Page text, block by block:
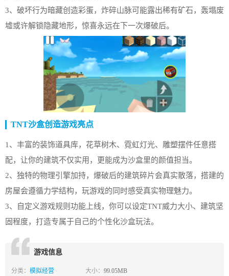
3、破坏行为暗藏创造彩蛋，炸碎山脉可能露出稀有矿石，轰塌废
墟或许解锁隐藏地形，惊喜永远在下一次爆破后。
TNT沙盒创造游戏亮点
1、丰富的装饰道具库，花草树木、霓虹灯光、雕塑摆件任意搭
配，让你的建筑不仅实用，更能成为沙盒里的颜值担当。
2、独特的物理引擎加持，爆破后的建筑碎片会真实散落，搭建的
房屋会遵循力学结构，玩游戏的同时感受真实物理魅力。
3、自定义游戏规则功能上线，你可以设定TNT威力大小、建筑坚
固程度，打造专属于自己的个性化沙盒玩法。
游戏信息
分类： 模拟经营 大小：99.05MB